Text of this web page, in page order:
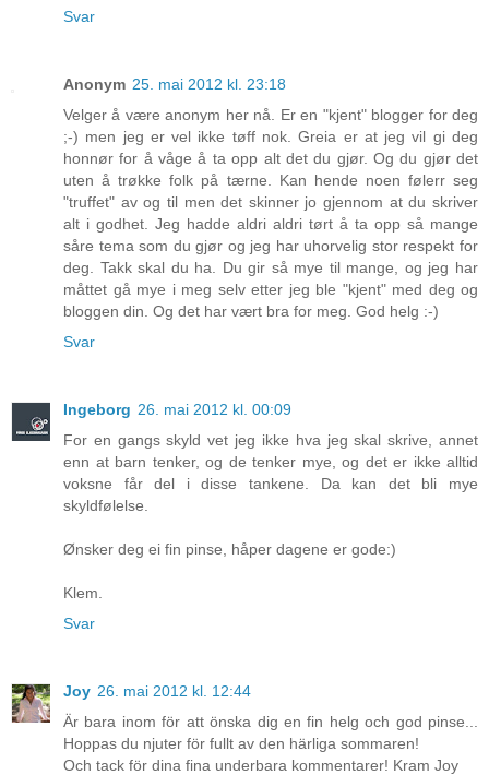
Svar
Anonym 25. mai 2012 kl. 23:18
Velger å være anonym her nå. Er en "kjent" blogger for deg
;-) men jeg er vel ikke tøff nok. Greia er at jeg vil gi deg
honnør for å våge å ta opp alt det du gjør. Og du gjør det
uten å trøkke folk på tærne. Kan hende noen følerr seg
"truffet" av og til men det skinner jo gjennom at du skriver
alt i godhet. Jeg hadde aldri aldri tørt å ta opp så mange
såre tema som du gjør og jeg har uhorvelig stor respekt for
deg. Takk skal du ha. Du gir så mye til mange, og jeg har
måttet gå mye i meg selv etter jeg ble "kjent" med deg og
bloggen din. Og det har vært bra for meg. God helg :-)
Svar
Ingeborg 26. mai 2012 kl. 00:09
For en gangs skyld vet jeg ikke hva jeg skal skrive, annet
enn at barn tenker, og de tenker mye, og det er ikke alltid
voksne får del i disse tankene. Da kan det bli mye
skyldfølelse.
Ønsker deg ei fin pinse, håper dagene er gode:)
Klem.
Svar
Joy 26. mai 2012 kl. 12:44
Är bara inom för att önska dig en fin helg och god pinse...
Hoppas du njuter för fullt av den härliga sommaren!
Och tack för dina fina underbara kommentarer! Kram Joy